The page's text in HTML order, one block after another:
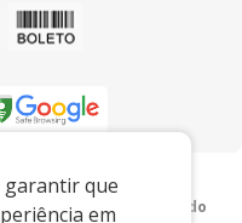
garantir que
em
para o
o televendas, podendo